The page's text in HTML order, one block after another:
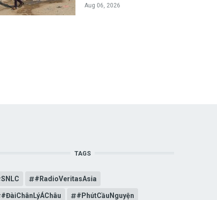
Aug 06, 2026
TAGS
SNLC #RadioVeritasAsia
#ĐàiChânLýÁChâu #PhútCầuNguyện